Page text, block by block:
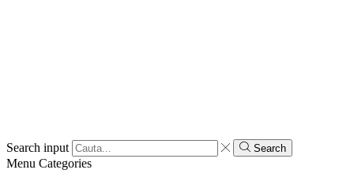
Search input Search
Menu Categories